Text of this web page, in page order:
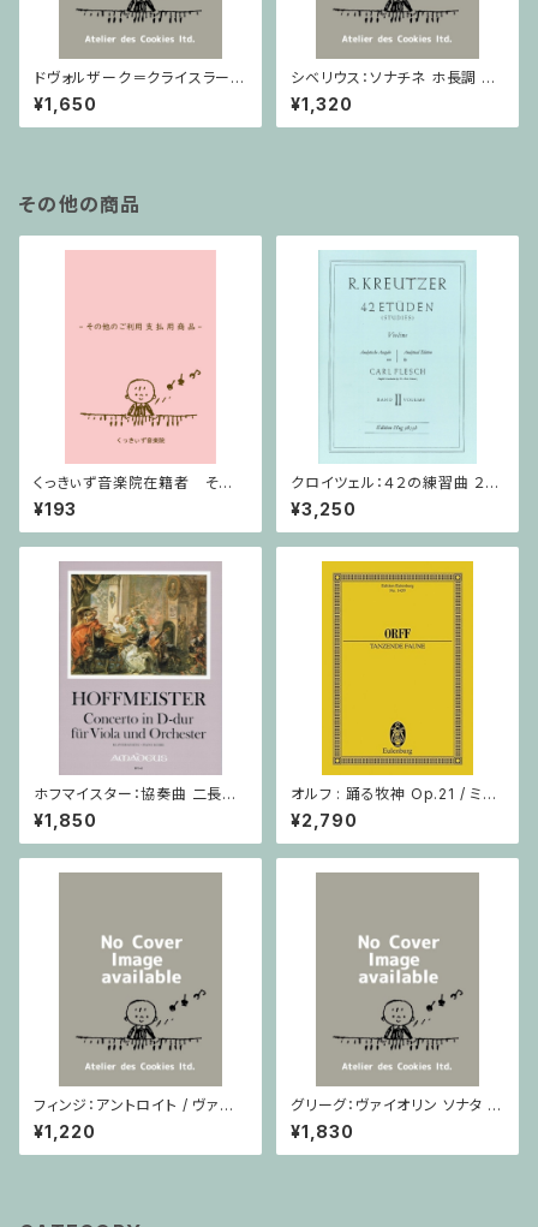
ドヴォルザーク＝クライスラー：
スラヴ幻想曲 ロ短調 from Op.
55-4, Op.75 / ヴァイオリンと
ピアノ
¥1,650
シベリウス：ソナチネ ホ長調 O
p.80 / ヴァイオリンとピアノ
¥1,320
その他の商品
くっきぃず音楽院在籍者 その
他のご利用支払用商品 ５せん
ノート
¥193
クロイツェル：４２の練習曲 ２巻
/ ヴァイオリン教本
¥3,250
ホフマイスター：協奏曲 二長調
/ ヴィオラ・ピアノ
¥1,850
オルフ : 踊る牧神 Op.21 / ミニ
チュアスコア
¥2,790
フィンジ：アントロイト / ヴァイ
オリン・ピアノ
¥1,220
グリーグ：ヴァイオリン ソナタ ヘ
長調 Op.8 / ヴァイオリン・ピア
ノ
¥1,830